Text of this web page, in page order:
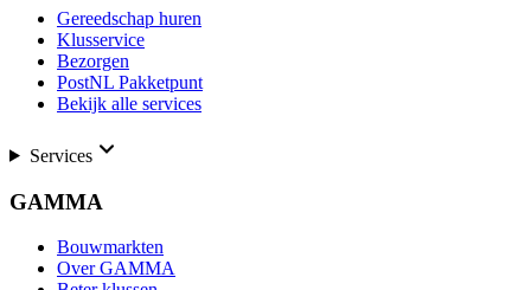
Gereedschap huren
Klusservice
Bezorgen
PostNL Pakketpunt
Bekijk alle services
Services
GAMMA
Bouwmarkten
Over GAMMA